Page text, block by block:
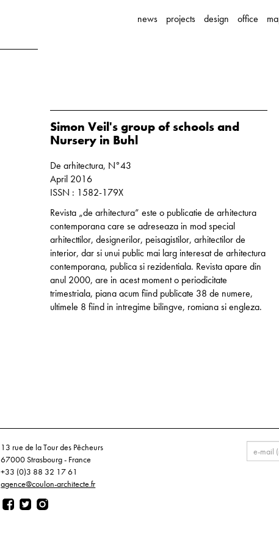
news projects design office
Simon Veil's group of schools and
Nursery in Buhl
De arhitectura, N°43
April 2016
ISSN : 1582-179X
Revista „de arhitectura” este o publicatie de arhitectura
contemporana care se adreseaza in mod special
arhitecttilor, designerilor, peisagistilor, arhitectilor de
interior, dar si unui public mai larg interesat de arhitectura
contemporana, publica si rezidentiala. Revista apare din
anul 2000, are in acest moment o periodicitate
trimestriala, piana acum fiind publicate 38 de numere,
ultimele 8 fiind in intregime bilingve, romiana si engleza.
13 rue de la Tour des Pêcheurs
67000 Strasbourg - France
+33 (0)3 88 32 17 61
agence@coulon-architecte.fr